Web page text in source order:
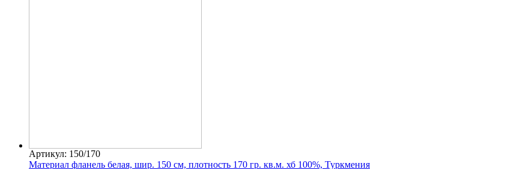
Артикул: 150/170
Материал фланель белая, шир. 150 см, плотность 170 гр. кв.м. хб 100%, Туркмения